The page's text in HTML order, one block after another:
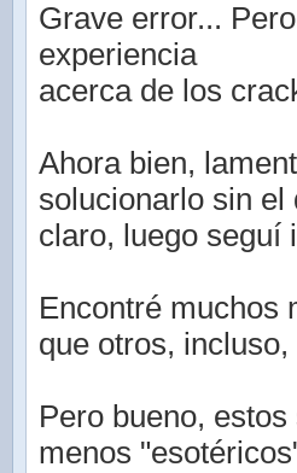
Grave error...
experiencia
acerca de los
Ahora bien,
solucionarlo sin el
claro, luego seguí
Encontré muchos
que otros,
Pero bueno,
menos